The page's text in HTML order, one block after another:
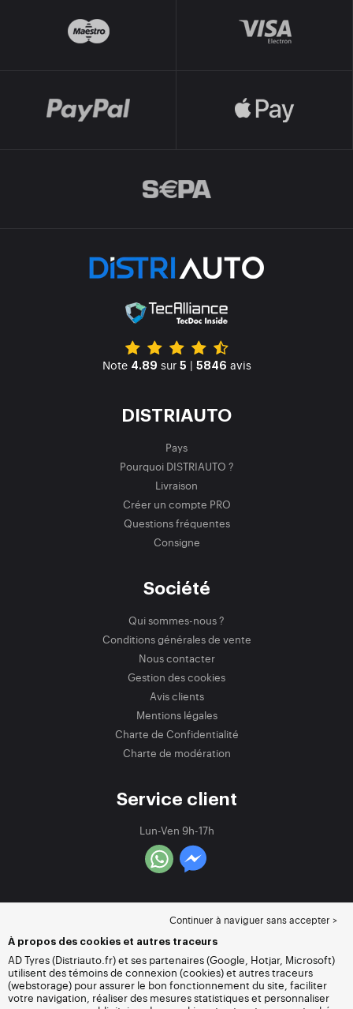
Note 4.89 sur 5 | 5846 avis
DISTRIAUTO
Pays
Pourquoi DISTRIAUTO ?
Livraison
Créer un compte PRO
Questions fréquentes
Consigne
Société
Qui sommes-nous ?
Conditions générales de vente
Nous contacter
Gestion des cookies
Avis clients
Mentions légales
Charte de Confidentialité
Charte de modération
Service client
Lun-Ven 9h-17h
Continuer à naviguer sans accepter >
À propos des cookies et autres traceurs
AD Tyres (Distriauto.fr) et ses partenaires (Google, Hotjar, Microsoft)
utilisent des témoins de connexion (cookies) et autres traceurs
(webstorage) pour assurer le bon fonctionnement du site, faciliter
votre navigation, réaliser des mesures statistiques et personnaliser